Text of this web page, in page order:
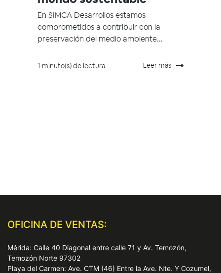
En SIMCA Desarrollos estamos
comprometidos a contribuir con la
preservación del medio ambiente...
1 minuto(s) de lectura Leer más
OFICINA DE VENTAS:
Mérida: Calle 40 Diagonal entre calle 71 y Av. Temozón,
Temozón Norte 97302
Playa del Carmen: Ave. CTM (46) Entre la Ave. Nte. Y Cozumel,